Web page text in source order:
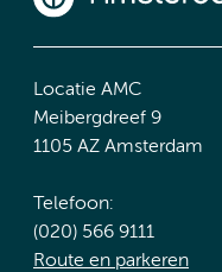
Locatie AMC
Meibergdreef 9
1105 AZ Amsterdam
Telefoon:
(020) 566 9111
Route en parkeren